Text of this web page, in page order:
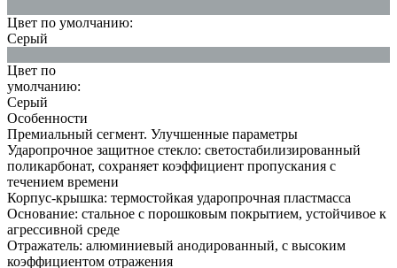
Цвет по умолчанию:
Серый
Цвет по
умолчанию:
Серый
Особенности
Премиальный сегмент. Улучшенные параметры
Ударопрочное защитное стекло: светостабилизированный
поликарбонат, сохраняет коэффициент пропускания с
течением времени
Корпус-крышка: термостойкая ударопрочная пластмасса
Основание: стальное с порошковым покрытием, устойчивое к
агрессивной среде
Отражатель: алюминиевый анодированный, с высоким
коэффициентом отражения